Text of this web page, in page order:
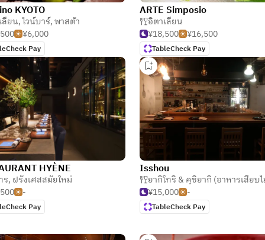
KYOTO
ลียน,ไวน์บาร์, พาสต้า
¥6,000
Pay
ARTE Simposio
อิตาเลียน
¥18,500
¥16,500
TableCheck Pay
HYÈNE
ร, ฝรั่งเศสสมัยใหม่
-
Pay
Isshou
¥15,000 -
TableCheck Pay